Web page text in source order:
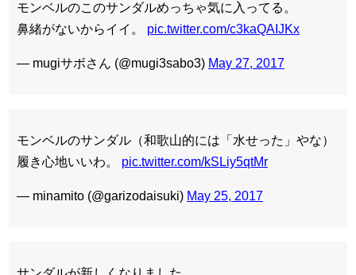
モンベルのこのサンダルめっちゃ気に入ってる。
鼻緒がないからイイ。 pic.twitter.com/c3kaQAIJKx
— mugiサボさん (@mugi3sabo3) May 27, 2017
モンベルのサンダル（和歌山的には「水せった」やな）
履き心地いいわ。 pic.twitter.com/kSLiy5qtMr
— minamito (@garizodaisuki) May 25, 2017